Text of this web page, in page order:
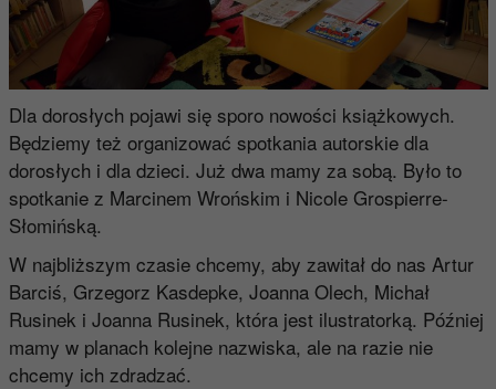
Dla dorosłych pojawi się sporo nowości książkowych.
Będziemy też organizować spotkania autorskie dla
dorosłych i dla dzieci. Już dwa mamy za sobą. Było to
spotkanie z Marcinem Wrońskim i Nicole Grospierre-
Słomińską.
W najbliższym czasie chcemy, aby zawitał do nas Artur
Barciś, Grzegorz Kasdepke, Joanna Olech, Michał
Rusinek i Joanna Rusinek, która jest ilustratorką. Później
mamy w planach kolejne nazwiska, ale na razie nie
chcemy ich zdradzać.